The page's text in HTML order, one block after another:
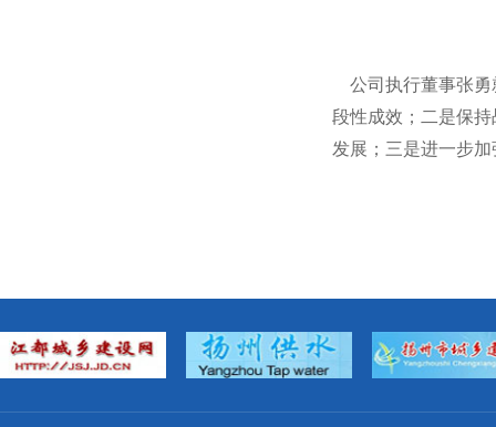
公司执行董事张勇
段性成效；二是保
发展；三是进一步